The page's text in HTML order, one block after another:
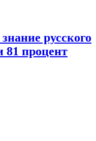
русского
81 процент